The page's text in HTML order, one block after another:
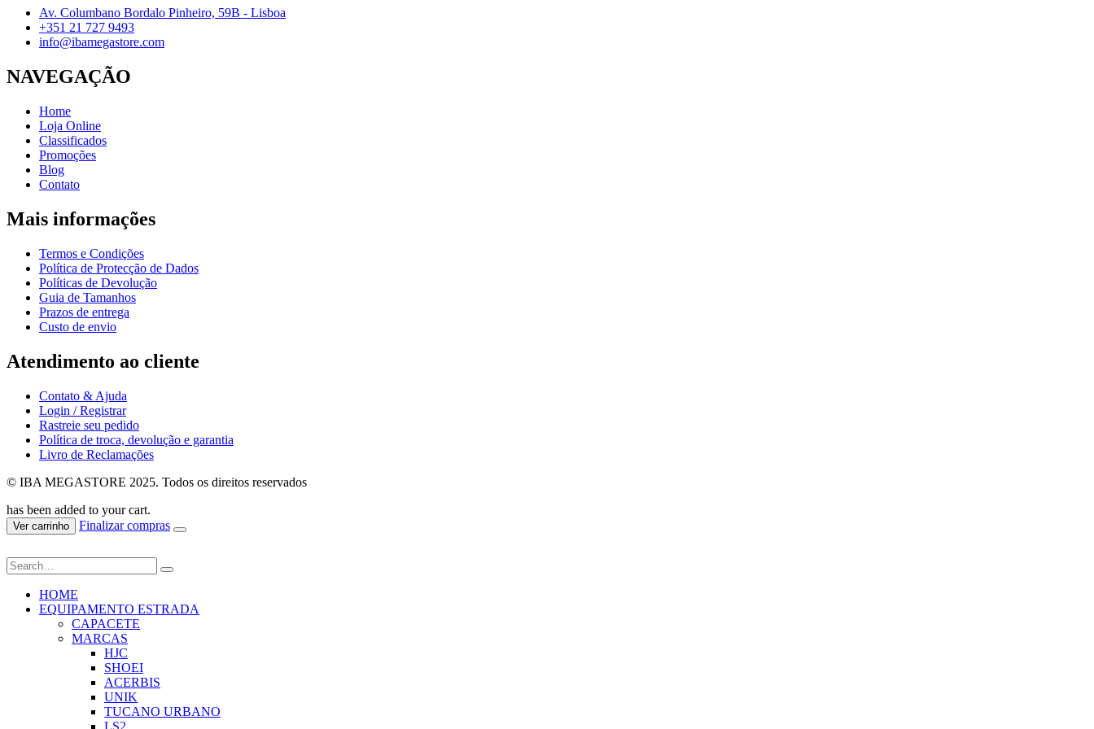
Av. Columbano Bordalo Pinheiro, 59B - Lisboa
+351 21 727 9493
info@ibamegastore.com
NAVEGAÇÃO
Home
Loja Online
Classificados
Promoções
Blog
Contato
Mais informações
Termos e Condições
Política de Protecção de Dados
Políticas de Devolução
Guia de Tamanhos
Prazos de entrega
Custo de envio
Atendimento ao cliente
Contato & Ajuda
Login / Registrar
Rastreie seu pedido
Política de troca, devolução e garantia
Livro de Reclamações
© IBA MEGASTORE 2025. Todos os direitos reservados
has been added to your cart.
Ver carrinho Finalizar compras
HOME
EQUIPAMENTO ESTRADA
CAPACETE
MARCAS
HJC
SHOEI
ACERBIS
UNIK
TUCANO URBANO
LS2